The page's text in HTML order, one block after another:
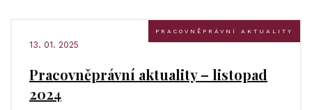
PRACOVNĚPRÁVNÍ AKTUALITY
13. 01. 2025
Pracovněprávní aktuality – listopad
2024